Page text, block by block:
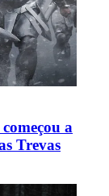
a
Trevas